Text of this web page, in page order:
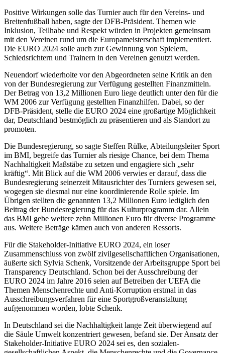
Positive Wirkungen solle das Turnier auch für den Vereins- und
Breitenfußball haben, sagte der DFB-Präsident. Themen wie
Inklusion, Teilhabe und Respekt würden in Projekten gemeinsam
mit den Vereinen rund um die Europameisterschaft implementiert.
Die EURO 2024 solle auch zur Gewinnung von Spielern,
Schiedsrichtern und Trainern in den Vereinen genutzt werden.
Neuendorf wiederholte vor den Abgeordneten seine Kritik an den
von der Bundesregierung zur Verfügung gestellten Finanzmitteln.
Der Betrag von 13,2 Millionen Euro liege deutlich unter den für die
WM 2006 zur Verfügung gestellten Finanzhilfen. Dabei, so der
DFB-Präsident, stelle die EURO 2024 eine großartige Möglichkeit
dar, Deutschland bestmöglich zu präsentieren und als Standort zu
promoten.
Die Bundesregierung, so sagte Steffen Rülke, Abteilungsleiter Sport
im BMI, begreife das Turnier als riesige Chance, bei dem Thema
Nachhaltigkeit Maßstäbe zu setzen und engagiere sich „sehr
kräftig“. Mit Blick auf die WM 2006 verwies er darauf, dass die
Bundesregierung seinerzeit Mitausrichter des Turniers gewesen sei,
wogegen sie diesmal nur eine koordinierende Rolle spiele. Im
Übrigen stellten die genannten 13,2 Millionen Euro lediglich den
Beitrag der Bundesregierung für das Kulturprogramm dar. Allein
das BMI gebe weitere zehn Millionen Euro für diverse Programme
aus. Weitere Beträge kämen auch von anderen Ressorts.
Für die Stakeholder-Initiative EURO 2024, ein loser
Zusammenschluss von zwölf zivilgesellschaftlichen Organisationen,
äußerte sich Sylvia Schenk, Vorsitzende der Arbeitsgruppe Sport bei
Transparency Deutschland. Schon bei der Ausschreibung der
EURO 2024 im Jahre 2016 seien auf Betreiben der UEFA die
Themen Menschenrechte und Anti-Korruption erstmal in das
Ausschreibungsverfahren für eine Sportgroßveranstaltung
aufgenommen worden, lobte Schenk.
In Deutschland sei die Nachhaltigkeit lange Zeit überwiegend auf
die Säule Umwelt konzentriert gewesen, befand sie. Der Ansatz der
Stakeholder-Initiative EURO 2024 sei es, den sozialen-